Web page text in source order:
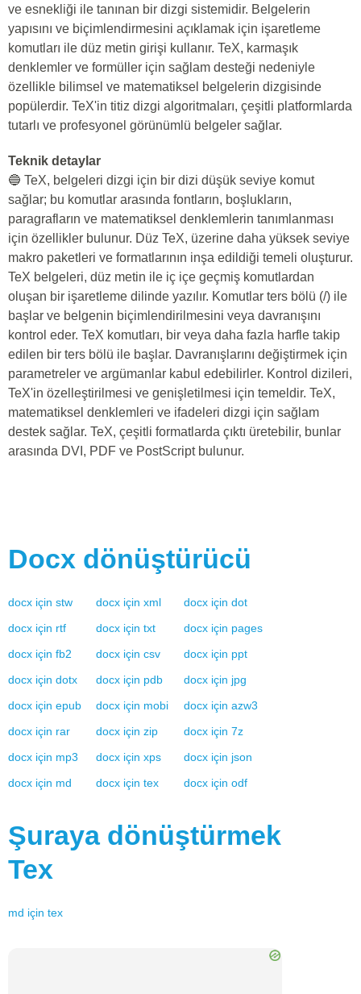
ve esnekliği ile tanınan bir dizgi sistemidir. Belgelerin
yapısını ve biçimlendirmesini açıklamak için işaretleme
komutları ile düz metin girişi kullanır. TeX, karmaşık
denklemler ve formüller için sağlam desteği nedeniyle
özellikle bilimsel ve matematiksel belgelerin dizgisinde
popülerdir. TeX'in titiz dizgi algoritmaları, çeşitli platformlarda
tutarlı ve profesyonel görünümlü belgeler sağlar.
Teknik detaylar
🔵 TeX, belgeleri dizgi için bir dizi düşük seviye komut
sağlar; bu komutlar arasında fontların, boşlukların,
paragrafların ve matematiksel denklemlerin tanımlanması
için özellikler bulunur. Düz TeX, üzerine daha yüksek seviye
makro paketleri ve formatlarının inşa edildiği temeli oluşturur.
TeX belgeleri, düz metin ile iç içe geçmiş komutlardan
oluşan bir işaretleme dilinde yazılır. Komutlar ters bölü (/) ile
başlar ve belgenin biçimlendirilmesini veya davranışını
kontrol eder. TeX komutları, bir veya daha fazla harfle takip
edilen bir ters bölü ile başlar. Davranışlarını değiştirmek için
parametreler ve argümanlar kabul edebilirler. Kontrol dizileri,
TeX'in özelleştirilmesi ve genişletilmesi için temeldir. TeX,
matematiksel denklemleri ve ifadeleri dizgi için sağlam
destek sağlar. TeX, çeşitli formatlarda çıktı üretebilir, bunlar
arasında DVI, PDF ve PostScript bulunur.
Docx dönüştürücü
docx için stw docx için xml docx için dot
docx için rtf docx için txt docx için pages
docx için fb2 docx için csv docx için ppt
docx için dotx docx için pdb docx için jpg
docx için epub docx için mobi docx için azw3
docx için rar docx için zip docx için 7z
docx için mp3 docx için xps docx için json
docx için md docx için tex docx için odf
Şuraya dönüştürmek
Tex
md için tex